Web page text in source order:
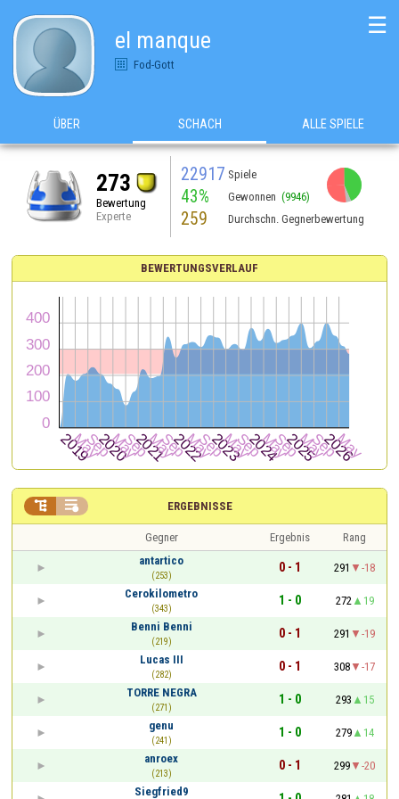
el manque
Fod-Gott
☰
ÜBER SCHACH ALLE SPIELE
273
Bewertung
Experte
22917 Spiele
43% Gewonnen (9946)
259 Durchschn. Gegnerbewertung
BEWERTUNGSVERLAUF
ERGEBNISSE
 
Gegner Ergebnis
Rang
antartico
(253)
0 - 1 291
-18
Cerokilometro
(343)
1 - 0 272
19
Benni Benni
(219)
0 - 1 291
-19
Lucas III
(282)
0 - 1 308
-17
TORRE NEGRA
(271)
1 - 0 293
15
genu
(241)
1 - 0 279
14
anroex
(213)
0 - 1 299
-20
Siegfried9